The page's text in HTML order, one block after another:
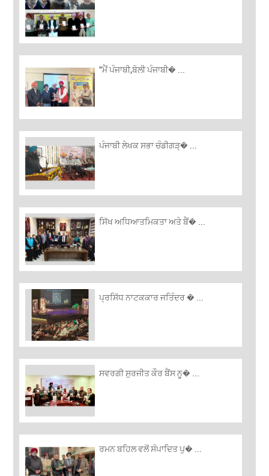
“ਮੈਂ ਪੰਜਾਬੀ,ਬੋਲੀ ਪੰਜਾਬੀ� ...
ਪੰਜਾਬੀ ਲੇਖਕ ਸਭਾ ਚੰਡੀਗੜ੍� ...
ਸਿੱਖ ਅਧਿਆਤਮਿਕਤਾ ਅਤੇ ਬੈਂ� ...
ਪ੍ਰਸਿੱਧ ਨਾਟਕਕਾਰ ਜਤਿੰਦਰ � ...
ਸਵਰਗੀ ਸੁਰਜੀਤ ਕੌਰ ਬੈਂਸ ਨੂ� ...
ਰਮਨ ਬਹਿਲ ਵਲੋਂ ਸੰਪਾਦਿਤ ਪੁ� ...